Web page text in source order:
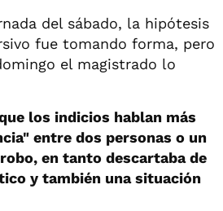
del sábado, la hipótesis
fue tomando forma, pero
el magistrado lo
los indicios hablan más
entre dos personas o un
en tanto descartaba de
y también una situación